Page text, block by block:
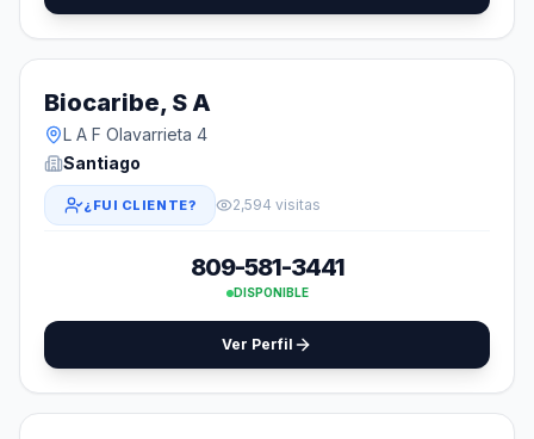
Biocaribe, S A
L A F Olavarrieta 4
Santiago
¿FUI CLIENTE? 2,594 visitas
809-581-3441
DISPONIBLE
Ver Perfil